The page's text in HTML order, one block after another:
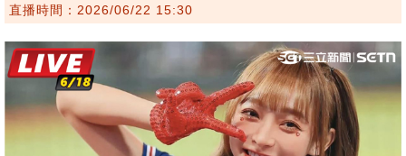
直播時間：2026/06/22 15:30